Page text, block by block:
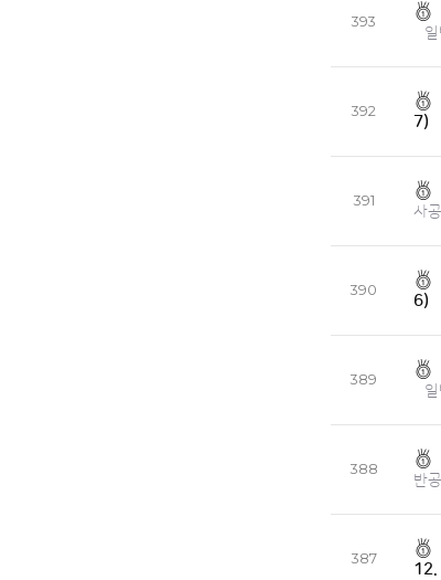
393
일
392
7)
391
사공
390
6)
389
일
388
반
387
12.